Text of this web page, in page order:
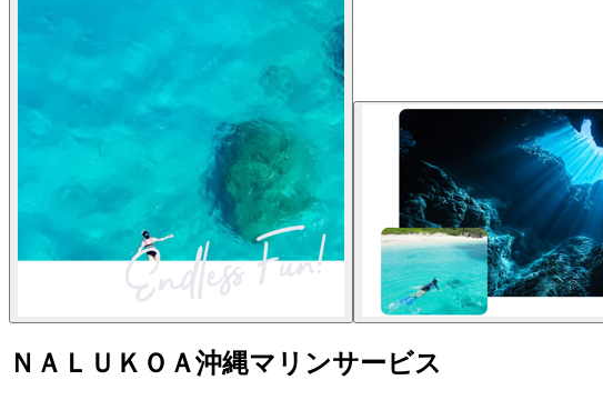
ＮＡＬＵＫＯＡ沖縄マリンサービス